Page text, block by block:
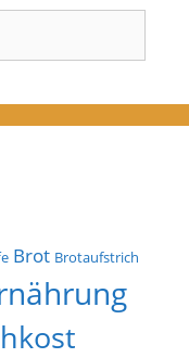
Brot Brotaufstrich